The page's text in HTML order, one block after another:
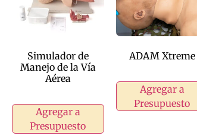
Simulador de
Manejo de la Vía
Aérea
Agregar a
Presupuesto
ADAM Xtreme
Agregar a
Presupuesto